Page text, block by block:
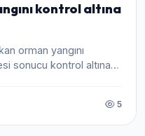
kontrol altına
orman yangını
sonucu kontrol altına
5